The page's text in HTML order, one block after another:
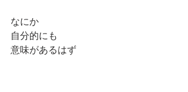
なにか
自分的にも
意味があるはず